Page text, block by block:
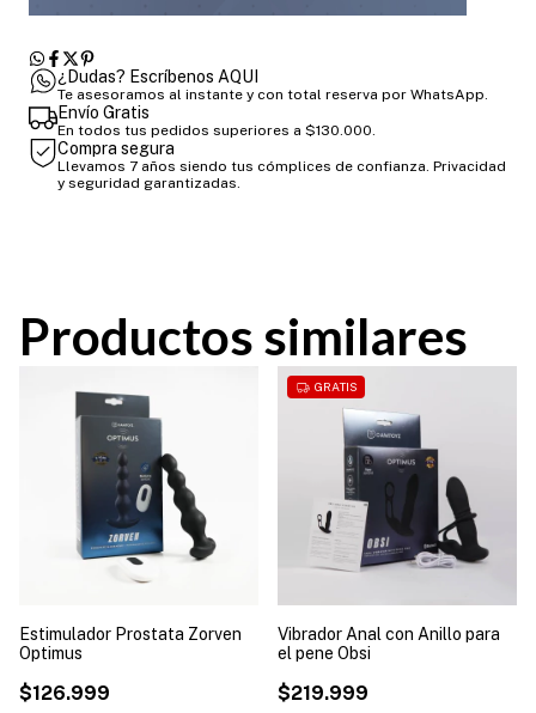
¿Dudas? Escríbenos AQUI
Te asesoramos al instante y con total reserva por WhatsApp.
Envío Gratis
En todos tus pedidos superiores a $130.000.
Compra segura
Llevamos 7 años siendo tus cómplices de confianza. Privacidad
y seguridad garantizadas.
Productos similares
Estimulador Prostata Zorven
Optimus
$126.999
GRATIS
Vibrador Anal con Anillo para
el pene Obsi
$219.999